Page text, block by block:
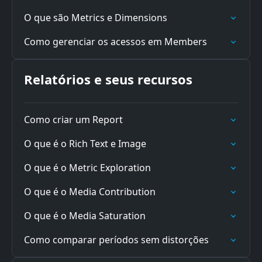
O que são Metrics e Dimensions
Como gerenciar os acessos em Members
Relatórios e seus recursos
Como criar um Report
O que é o Rich Text e Image
O que é o Metric Exploration
O que é o Media Contribution
O que é o Media Saturation
Como comparar períodos sem distorções